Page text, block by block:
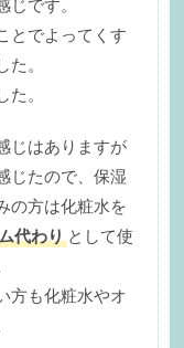
です。
とでよってくす
。
。
じはありますが
じたので、保湿
の方は化粧水を
代わり として使
方も化粧水やオ